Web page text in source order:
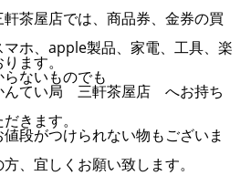
茶屋店では、商品券、金券の買
ホ、apple製品、家電、工具、楽
ます。
ないものでも
てい局 三軒茶屋店 へお持ち
きます。
段がつけられない物もございま
、宜しくお願い致します。